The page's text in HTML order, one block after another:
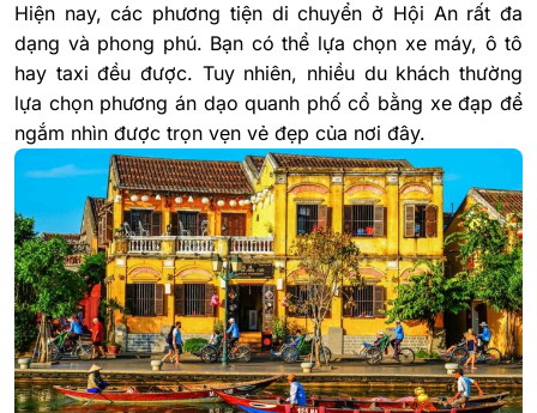
Hiện nay, các phương tiện di chuyển ở Hội An rất đa
dạng và phong phú. Bạn có thể lựa chọn xe máy, ô tô
hay taxi đều được. Tuy nhiên, nhiều du khách thường
lựa chọn phương án dạo quanh phố cổ bằng xe đạp để
ngắm nhìn được trọn vẹn vẻ đẹp của nơi đây.